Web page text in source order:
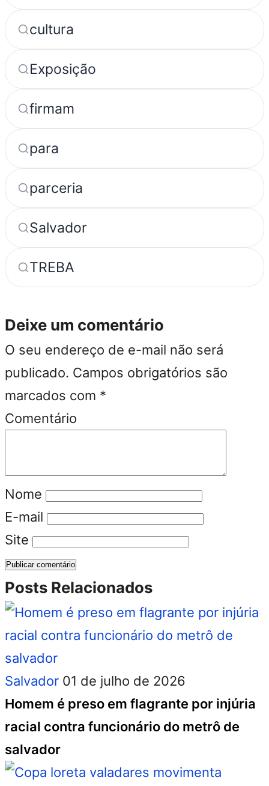
cultura
Exposição
firmam
para
parceria
Salvador
TREBA
Deixe um comentário
O seu endereço de e-mail não será
publicado. Campos obrigatórios são
marcados com *
Comentário
Nome
E-mail
Site
Posts Relacionados
Salvador 01 de julho de 2026
Homem é preso em flagrante por injúria
racial contra funcionário do metrô de
salvador